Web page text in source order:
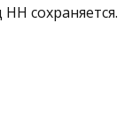
сохраняется.